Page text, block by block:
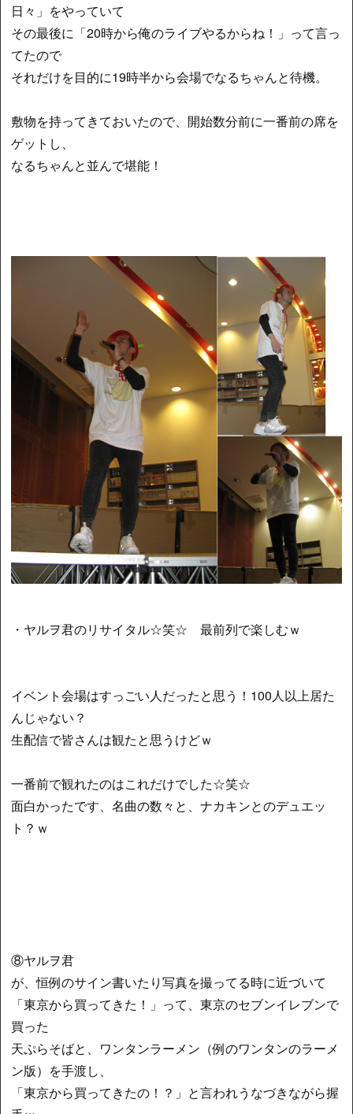
日々」をやっていて
その最後に「20時から俺のライブやるからね！」って言っ
てたので
それだけを目的に19時半から会場でなるちゃんと待機。
敷物を持ってきておいたので、開始数分前に一番前の席を
ゲットし、
なるちゃんと並んで堪能！
・ヤルヲ君のリサイタル☆笑☆ 最前列で楽しむｗ
イベント会場はすっごい人だったと思う！100人以上居た
んじゃない？
生配信で皆さんは観たと思うけどｗ
一番前で観れたのはこれだけでした☆笑☆
面白かったです、名曲の数々と、ナカキンとのデュエッ
ト？ｗ
⑧ヤルヲ君
が、恒例のサイン書いたり写真を撮ってる時に近づいて
「東京から買ってきた！」って、東京のセブンイレブンで
買った
天ぷらそばと、ワンタンラーメン（例のワンタンのラーメ
ン版）を手渡し、
「東京から買ってきたの！？」と言われうなづきながら握